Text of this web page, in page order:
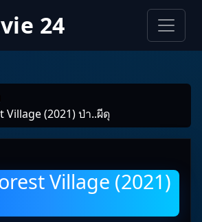
24
Village (2021) ป่า..ผีดุ
Village (2021)